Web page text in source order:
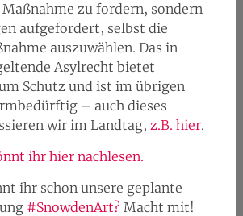
zu fordern, sondern
aufgefordert, selbst die
auszuwählen. Das in
Asylrecht bietet
Schutz und ist im übrigen
– auch dieses
wir im Landtag, z.B. hier.
ihr hier nachlesen.
ihr schon unsere geplante
#SnowdenArt? Macht mit!